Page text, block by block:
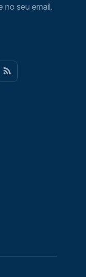
no seu email.